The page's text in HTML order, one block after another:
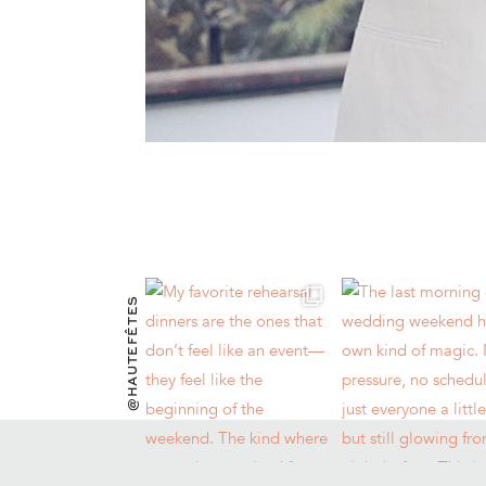
@HAUTEFÊTES